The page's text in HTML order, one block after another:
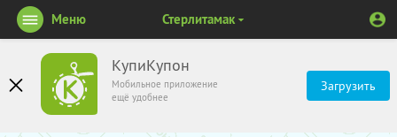
КупиКупон
Мобильное приложение
ещё удобнее
Загрузить
Меню Стерлитамак